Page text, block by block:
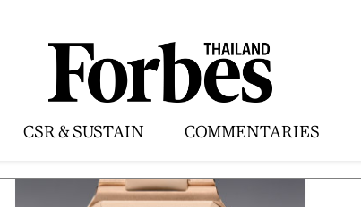
CSR & SUSTAIN COMMENTARIES